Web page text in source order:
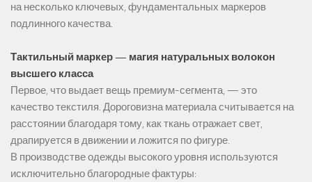
на несколько ключевых, фундаментальных маркеров
подлинного качества.
Тактильный маркер — магия натуральных волокон
высшего класса
Первое, что выдает вещь премиум-сегмента, — это
качество текстиля. Дороговизна материала считывается на
расстоянии благодаря тому, как ткань отражает свет,
драпируется в движении и ложится по фигуре.
В производстве одежды высокого уровня используются
исключительно благородные фактуры: